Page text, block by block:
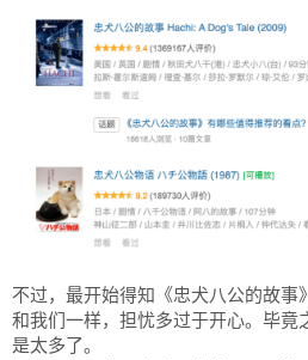
不过，最开始得知《忠犬八公的故事
和我们一样，担忧多过于开心。毕竟
是太多了。